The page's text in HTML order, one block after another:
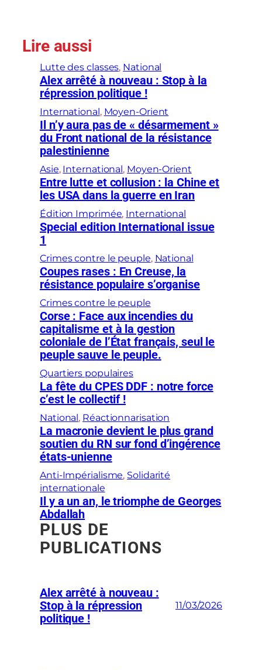
Lire aussi
Lutte des classes, National
Alex arrêté à nouveau : Stop à la
répression politique !
International, Moyen-Orient
Il n’y aura pas de « désarmement »
du Front national de la résistance
palestinienne
Asie, International, Moyen-Orient
Entre lutte et collusion : la Chine et
les USA dans la guerre en Iran
Édition Imprimée, International
Special edition International issue
1
Crimes contre le peuple, National
Coupes rases : En Creuse, la
résistance populaire s’organise
Crimes contre le peuple
Corse : Face aux incendies du
capitalisme et à la gestion
coloniale de l’État français, seul le
peuple sauve le peuple.
Quartiers populaires
La fête du CPES DDF : notre force
c’est le collectif !
National, Réactionnarisation
La macronie devient le plus grand
soutien du RN sur fond d’ingérence
états-unienne
Anti-Impérialisme, Solidarité
internationale
Il y a un an, le triomphe de Georges
Abdallah
PLUS DE
PUBLICATIONS
Alex arrêté à nouveau :
Stop à la répression
politique !
11/03/2026